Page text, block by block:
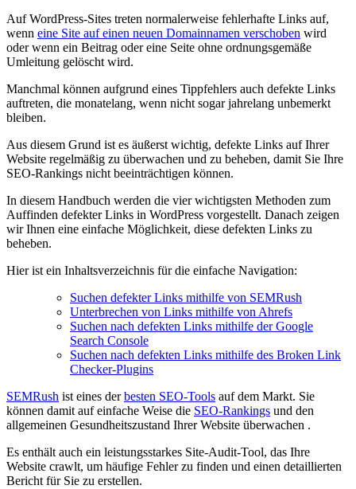
Auf WordPress-Sites treten normalerweise fehlerhafte Links auf,
wenn eine Site auf einen neuen Domainnamen verschoben wird
oder wenn ein Beitrag oder eine Seite ohne ordnungsgemäße
Umleitung gelöscht wird.
Manchmal können aufgrund eines Tippfehlers auch defekte Links
auftreten, die monatelang, wenn nicht sogar jahrelang unbemerkt
bleiben.
Aus diesem Grund ist es äußerst wichtig, defekte Links auf Ihrer
Website regelmäßig zu überwachen und zu beheben, damit Sie Ihre
SEO-Rankings nicht beeinträchtigen können.
In diesem Handbuch werden die vier wichtigsten Methoden zum
Auffinden defekter Links in WordPress vorgestellt. Danach zeigen
wir Ihnen eine einfache Möglichkeit, diese defekten Links zu
beheben.
Hier ist ein Inhaltsverzeichnis für die einfache Navigation:
Suchen defekter Links mithilfe von SEMRush
Unterbrechen von Links mithilfe von Ahrefs
Suchen nach defekten Links mithilfe der Google
Search Console
Suchen nach defekten Links mithilfe des Broken Link
Checker-Plugins
SEMRush ist eines derbesten SEO-Tools auf dem Markt. Sie
können damit auf einfache Weise die SEO-Rankings und den
allgemeinen Gesundheitszustand Ihrer Website überwachen .
Es enthält auch ein leistungsstarkes Site-Audit-Tool, das Ihre
Website crawlt, um häufige Fehler zu finden und einen detaillierten
Bericht für Sie zu erstellen.